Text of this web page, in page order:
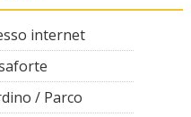
internet
/ Parco